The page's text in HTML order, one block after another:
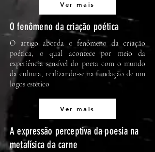
Ver mais
O fenômeno da criação poética
O artigo aborda o fenômeno da criação
poética, o qual acontece por meio da
experiência sensível do poeta com o mundo
da cultura, realizando-se na fundação de um
logos estético
Ver mais
A expressão perceptiva da poesia na
metafísica da carne